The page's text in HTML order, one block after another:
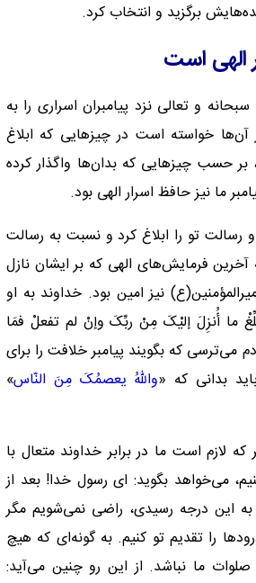
برگزید و انتخاب کرد.
الهی است
و تعالی نزد پیامبران اسراری را به
خواسته است در چیزهایی که ابلاغ
بر حسب چیزهایی که بدان‌ها واگذار کرده
ما نیز حافظ اسرار الهی بود.
رسالت تو را ابلاغ کرد و نسبت به رسالت
فرمایش‌های الهی که بر ایشان نازل
نیز امین بود. خداوند به او
ما أُنزِلَ إلیْکَ مِنْ ربِّکَ وإنْ لم تفعلْ فمَا
می‌ترسی که بگویند پیامبر خلافت را برای
بدانی که «واللهُ یعصمُکَ مِنَ النّاس»
که لازم است ما در برابر خداوند متعال با
می‌خواهد بگوید: ‌ای رسول خدا! بعد از
این درجه رسیدی، راضی نمی‌شویم مگر
را تقدیم تو کنیم. به گونه‌ای که هیچ
ما نباشد. از این رو چنین می‌آید: